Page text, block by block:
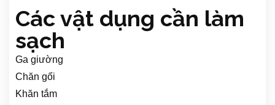
Các vật dụng cần làm
sạch
Ga giường
Chăn gối
Khăn tắm